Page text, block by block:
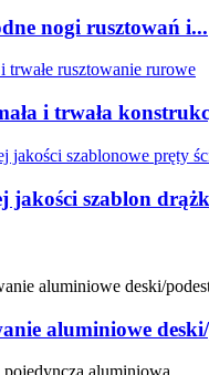
nogi rusztowań i...
i trwała
jakości szablon
aluminiowe